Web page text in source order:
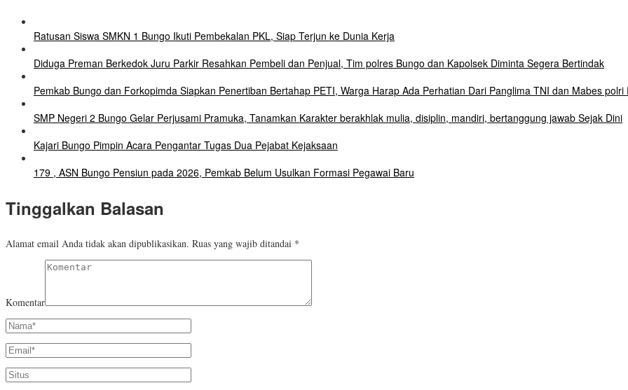
Ratusan Siswa SMKN 1 Bungo Ikuti Pembekalan PKL, Siap Terjun ke Dunia Kerja
Diduga Preman Berkedok Juru Parkir Resahkan Pembeli dan Penjual, Tim polres Bungo dan Kapolsek Diminta Segera Bertindak
Pemkab Bungo dan Forkopimda Siapkan Penertiban Bertahap PETI, Warga Harap Ada Perhatian Dari Panglima TNI dan Mabes polri
SMP Negeri 2 Bungo Gelar Perjusami Pramuka, Tanamkan Karakter berakhlak mulia, disiplin, mandiri, bertanggung jawab Sejak Dini
Kajari Bungo Pimpin Acara Pengantar Tugas Dua Pejabat Kejaksaan
179 , ASN Bungo Pensiun pada 2026, Pemkab Belum Usulkan Formasi Pegawai Baru
Tinggalkan Balasan
Alamat email Anda tidak akan dipublikasikan. Ruas yang wajib ditandai *
Komentar